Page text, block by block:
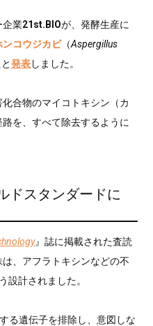
企業21st.BIOが、発酵生産に
ンコウジカビ（Aspergillus
発表しました。
合物のマイコトキシン（カ
を、すべて除去するように
ドスタンダードに
』誌に掲載された査読
、アフラトキシンなどの不
設計されました。
る遺伝子を排除し、意図しな